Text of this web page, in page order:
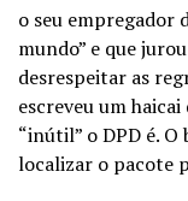
o seu empregador
mundo” e que
desrespeitar as
escreveu um
“inútil” o DPD é.
localizar o pacote